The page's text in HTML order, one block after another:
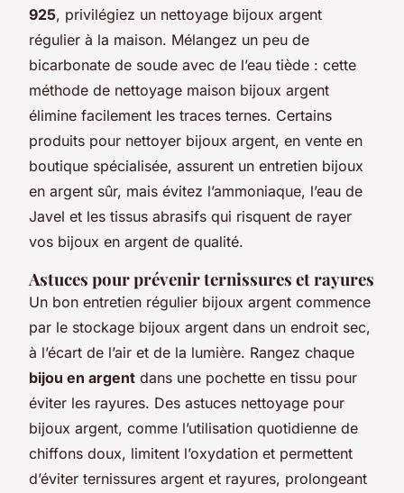
925, privilégiez un nettoyage bijoux argent
régulier à la maison. Mélangez un peu de
bicarbonate de soude avec de l’eau tiède : cette
méthode de nettoyage maison bijoux argent
élimine facilement les traces ternes. Certains
produits pour nettoyer bijoux argent, en vente en
boutique spécialisée, assurent un entretien bijoux
en argent sûr, mais évitez l’ammoniaque, l’eau de
Javel et les tissus abrasifs qui risquent de rayer
vos bijoux en argent de qualité.
Astuces pour prévenir ternissures et rayures
Un bon entretien régulier bijoux argent commence
par le stockage bijoux argent dans un endroit sec,
à l’écart de l’air et de la lumière. Rangez chaque
bijou en argent dans une pochette en tissu pour
éviter les rayures. Des astuces nettoyage pour
bijoux argent, comme l’utilisation quotidienne de
chiffons doux, limitent l’oxydation et permettent
d’éviter ternissures argent et rayures, prolongeant